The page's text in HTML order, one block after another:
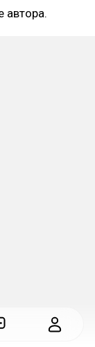
автора.